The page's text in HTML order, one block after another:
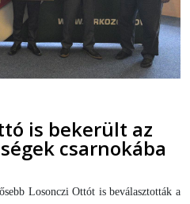
is bekerült az
csarnokába
Losonczi Ottót is beválasztották a